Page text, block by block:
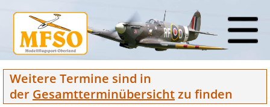
Weitere Termine sind in
der Gesamtterminübersichtzu finden